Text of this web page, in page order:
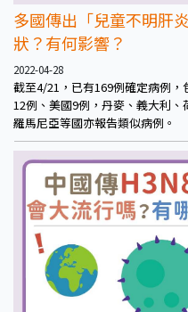
多國傳出「兒童不明肝
狀？有何影響？
2022-04-28
截至4/21，已有169例確定病例
12例、美國9例，丹麥、義大利
羅馬尼亞等國亦報告類似病例。